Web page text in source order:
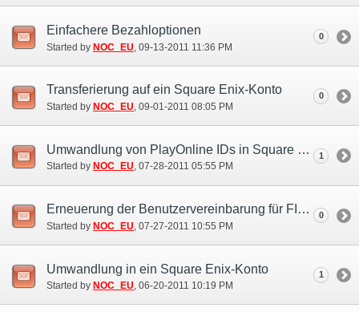
Einfachere Bezahloptionen
Started by NOC_EU ‎, 09-13-2011 11:36 PM
0
Transferierung auf ein Square Enix-Konto
Started by NOC_EU‎, 09-01-2011 08:05 PM
0
Umwandlung von PlayOnline IDs in Square Enix-Konten hat begonnen
Started by NOC_EU‎, 07-28-2011 05:55 PM
1
Erneuerung der Benutzervereinbarung für FINAL FANTASY XI
Started by NOC_EU ‎, 07-27-2011 10:55 PM
0
Umwandlung in ein Square Enix-Konto
Started by NOC_EU‎, 06-20-2011 10:19 PM
1